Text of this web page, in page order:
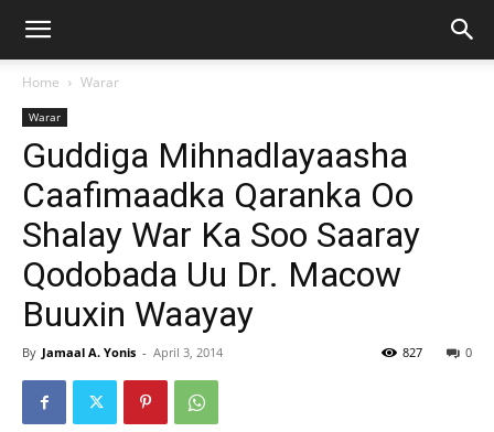
Home Warar
Warar
Guddiga Mihnadlayaasha
Caafimaadka Qaranka Oo
Shalay War Ka Soo Saaray
Qodobada Uu Dr. Macow
Buuxin Waayay
By Jamaal A. Yonis - April 3, 2014 0
827